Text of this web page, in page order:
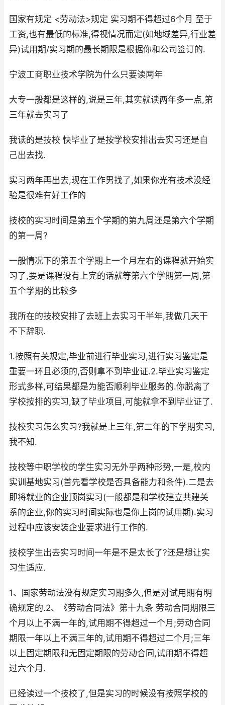
国家有规定 <劳动法>规定 实习期不得超过6个月 至于
工资,也有最低的标准,得视情况而定(如地域差异,行业差
异)试用期/实习期的最长期限是根据你和公司签订的.
宁波工商职业技术学院为什么只要读两年
大专一般都是这样的,说是三年,其实就读两年多一点,第
三年就去实习了
我读的是技校 快毕业了是按学校安排出去实习还是自
己出去找.
实习两年再出去,现在工作男找了,如果你光有技术没经
验是很难有好工作的
技校的实习时间是第五个学期的第九周还是第六个学期
的第一周?
一般情况下的第五个学期上一个月左右的课程就开始实
习了,要是课程没有上完的话就等第六个学期第一周,第
五个学期的比较多
我所在的技校安排了去班上去实习干半年,我做几天干
不下辞职.
1.按照有关规定,毕业前进行毕业实习,进行实习鉴定是
重要一环且必须的,否则拿不到毕业证.2.毕业实习鉴定
形式多样,可结果都是为能否顺利毕业服务的.你脱离了
学校按排的实习,缺了毕业项目,可能就拿不到毕业证了.
技校实习怎么实习?我就是上三年,第二年的下学期实习,
我不知.
技校等中职学校的学生实习无外乎两种形势,一是,校内
实训基地实习(首先看学校是否具备能力和条件).二是去
即将就业的企业顶岗实习(一般都是和学校建立共建关
系的企业,你的实习时间实际也是你上岗的试用期).实习
过程中应该安装企业要求进行工作的.
技校学生出去实习时间一年是不是太长了?还是想让实
习生适应.
1、国家劳动法没有规定实习期多久,但是对试用期有明
确规定的.2、《劳动合同法》第十九条 劳动合同期限三
个月以上不满一年的,试用期不得超过一个月;劳动合同
期限一年以上不满三年的,试用期不得超过二个月;三年
以上固定期限和无固定期限的劳动合同,试用期不得超
过六个月.
已经读过一个技校了,但是实习的时候没有按照学校的